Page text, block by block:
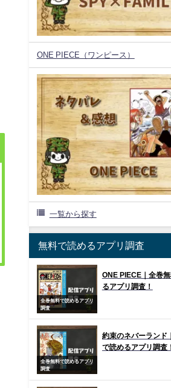
ONE PIECE（ワンピース）
一覧から探す
無料で読めるアプリ調査
全巻無料で読めるアプリ
調査
ONE PIECE｜全巻
るアプリ調査！
全巻無料で読めるアプリ
調査
約束のネバーランド
で読めるアプリ調査！